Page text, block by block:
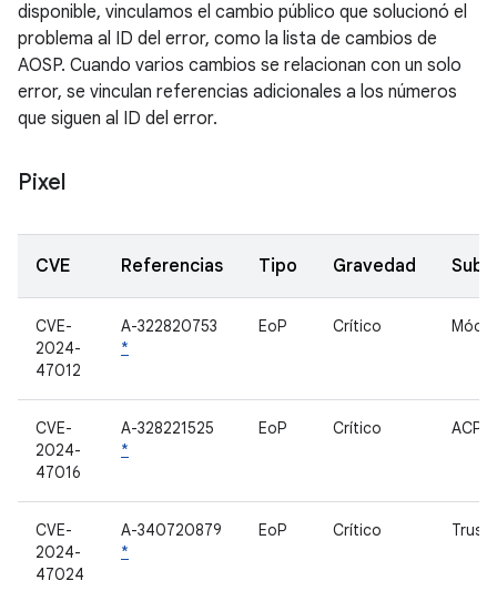
disponible, vinculamos el cambio público que solucionó el
problema al ID del error, como la lista de cambios de
AOSP. Cuando varios cambios se relacionan con un solo
error, se vinculan referencias adicionales a los números
que siguen al ID del error.
Pixel
CVE Referencias Tipo Gravedad
CVE-
2024-
47012
A-322820753
*
EoP Crítico
CVE-
2024-
47016
A-328221525
*
EoP Crítico ACPM
CVE-
2024-
47024
A-340720879
*
EoP Crítico Trusty